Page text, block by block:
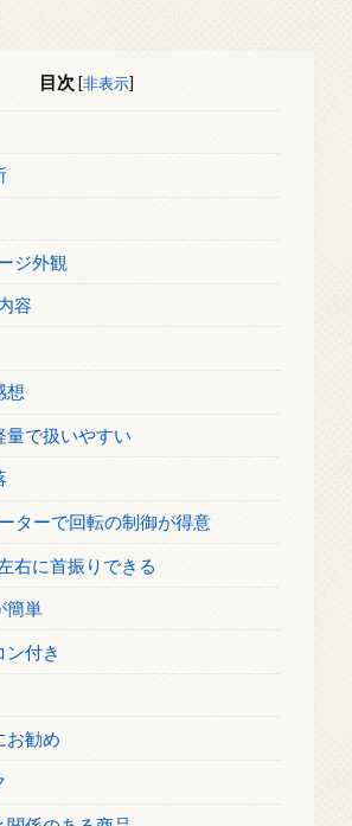
目次 [非表示]
ジ外観
容
想
量で扱いやすい
ターで回転の制御が得意
右に首振りできる
簡単
ン付き
お勧め